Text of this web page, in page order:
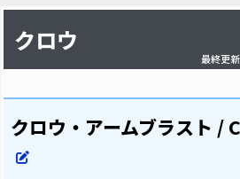
クロウ
最終更
クロウ・アームブラスト